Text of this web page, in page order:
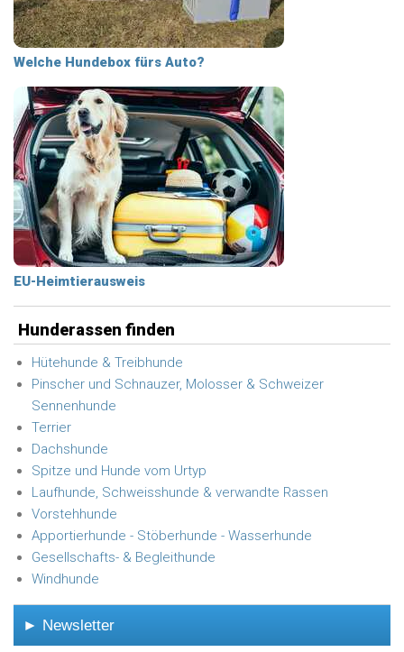
Welche Hundebox fürs Auto?
EU-Heimtierausweis
Hunderassen finden
Hütehunde & Treibhunde
Pinscher und Schnauzer, Molosser & Schweizer
Sennenhunde
Terrier
Dachshunde
Spitze und Hunde vom Urtyp
Laufhunde, Schweisshunde & verwandte Rassen
Vorstehhunde
Apportierhunde - Stöberhunde - Wasserhunde
Gesellschafts- & Begleithunde
Windhunde
► Newsletter